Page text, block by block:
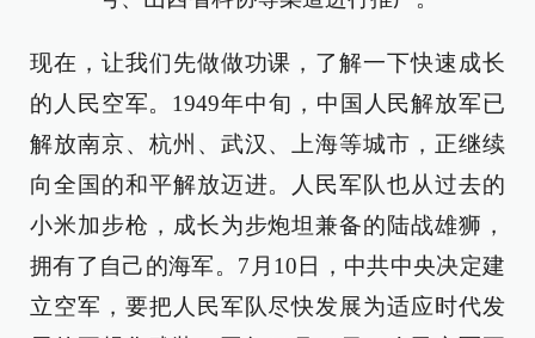
现在，让我们先做做功课，了解一下快速成长
的人民空军。1949年中旬，中国人民解放军已
解放南京、杭州、武汉、上海等城市，正继续
向全国的和平解放迈进。人民军队也从过去的
小米加步枪，成长为步炮坦兼备的陆战雄狮，
拥有了自己的海军。7月10日，中共中央决定建
立空军，要把人民军队尽快发展为适应时代发